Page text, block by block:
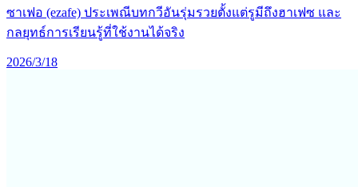
ซาเฟอ (ezafe) ประเพณีบทกวีอันรุ่มรวยตั้งแต่รูมีถึงฮาเฟซ และ
กลยุทธ์การเรียนรู้ที่ใช้งานได้จริง
2026/3/18